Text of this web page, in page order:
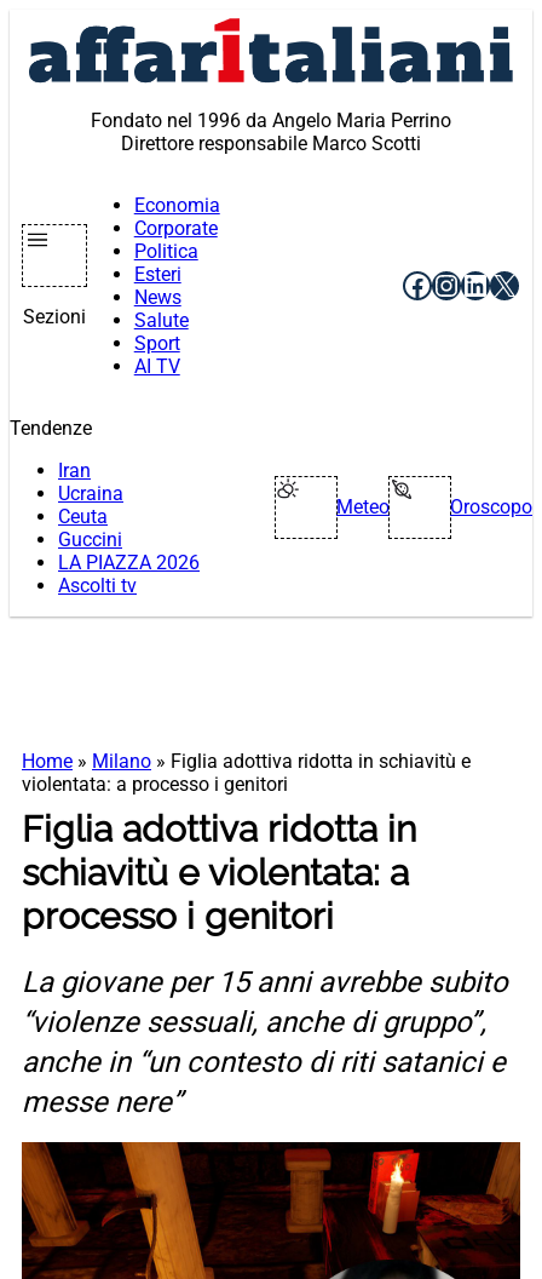
contenuto
Fondato nel 1996 da Angelo Maria Perrino
Direttore responsabile Marco Scotti
Sezioni
Economia
Corporate
Politica
Esteri
News
Salute
Sport
AI TV
Facebook
X
Tendenze
Iran
Ucraina
Ceuta
Guccini
LA PIAZZA 2026
Ascolti tv
Meteo Oroscopo
Home » Milano » Figlia adottiva ridotta in schiavitù e
violentata: a processo i genitori
Figlia adottiva ridotta in
schiavitù e violentata: a
processo i genitori
La giovane per 15 anni avrebbe subito
“violenze sessuali, anche di gruppo”,
anche in “un contesto di riti satanici e
messe nere”